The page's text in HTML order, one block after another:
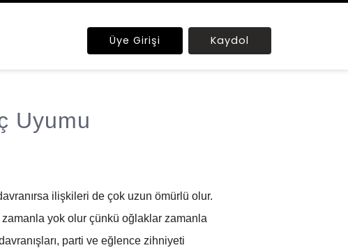
Üye Girişi Kaydol
Uyumu
ilişkileri de çok uzun ömürlü olur.
zamanla yok olur çünkü oğlaklar zamanla
parti ve eğlence zihniyeti